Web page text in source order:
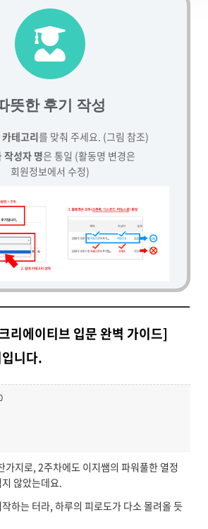
뜻한 후기 작성
카테고리를 맞춰 주세요. (그림 참조)
작성자 명은 통일 (활동명 변경은
회원정보에서 수정)
리에이티브 입문 완벽 가이드]
니다.
가지로, 2주차에도 이지쌤의 파워풀한 열정
않았는데요.
하는 터라, 하루의 피로도가 다소 몰려올 듯